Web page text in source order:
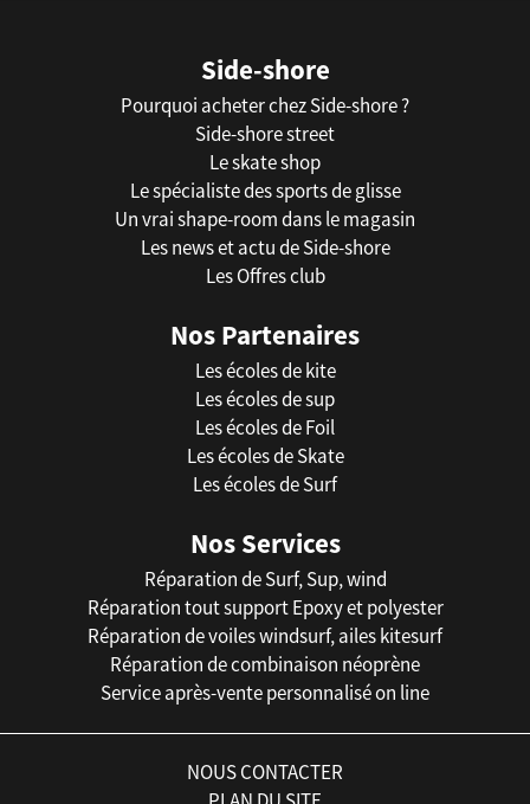
Side-shore
Pourquoi acheter chez Side-shore ?
Side-shore street
Le skate shop
Le spécialiste des sports de glisse
Un vrai shape-room dans le magasin
Les news et actu de Side-shore
Les Offres club
Nos Partenaires
Les écoles de kite
Les écoles de sup
Les écoles de Foil
Les écoles de Skate
Les écoles de Surf
Nos Services
Réparation de Surf, Sup, wind
Réparation tout support Epoxy et polyester
Réparation de voiles windsurf, ailes kitesurf
Réparation de combinaison néoprène
Service après-vente personnalisé on line
NOUS CONTACTER